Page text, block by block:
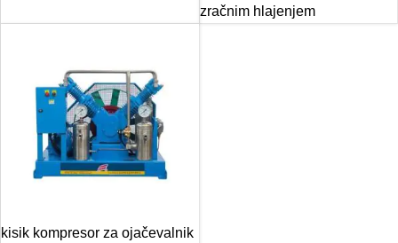
zračnim hlajenjem
kisik kompresor za ojačevalnik